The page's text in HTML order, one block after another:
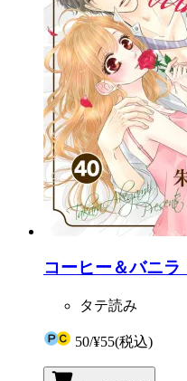
コーヒー＆バニラ
タテ読み
50/¥55(税込)